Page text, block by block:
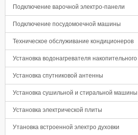
Подключение варочной электро-панели
Подключение посудомоечной машины
Техническое обслуживание кондиционеров
Установка водонагревателя
Установка спутниковой антенны
Установка сушильной и стиральной машины
Установка электрической плиты
Утановка встроенной электро духовки